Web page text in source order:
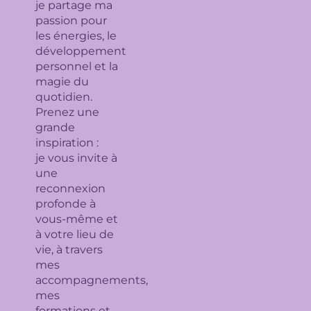
je partage ma
passion pour
les énergies, le
développement
personnel et la
magie du
quotidien.
Prenez une
grande
inspiration :
je vous invite à
une
reconnexion
profonde à
vous-même et
à votre lieu de
vie, à travers
mes
accompagnements,
mes